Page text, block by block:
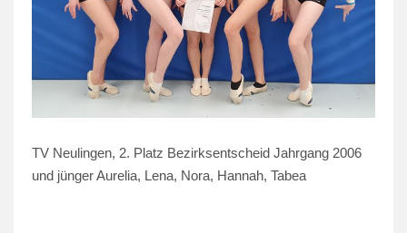
TV Neulingen, 2. Platz Bezirksentscheid Jahrgang 2006
und jünger Aurelia, Lena, Nora, Hannah, Tabea